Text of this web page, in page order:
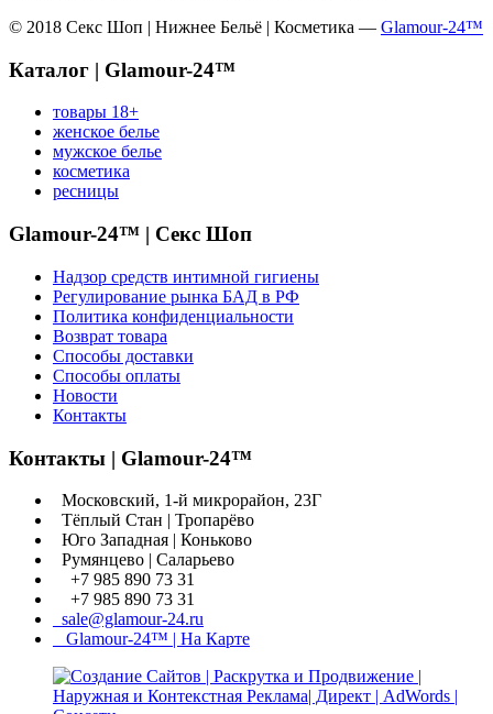
© 2018 Секс Шоп | Нижнее Бельё | Косметика — Glamour-24™
Каталог | Glamour-24™
товары 18+
женское белье
мужское белье
косметика
ресницы
Glamour-24™ | Секс Шоп
Надзор средств интимной гигиены
Регулирование рынка БАД в РФ
Политика конфиденциальности
Возврат товара
Способы доставки
Способы оплаты
Новости
Контакты
Контакты | Glamour-24™
Московский, 1-й микрорайон, 23Г
Тёплый Стан | Тропарёво
Юго Западная | Коньково
Румянцево | Саларьево
+7 985 890 73 31
+7 985 890 73 31
sale@glamour-24.ru
Glamour-24™ | На Карте